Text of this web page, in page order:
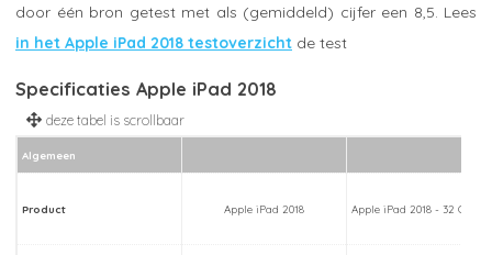
door één bron getest met als (gemiddeld) cijfer een 8,5. Lees
in het Apple iPad 2018 testoverzicht de test
Specificaties Apple iPad 2018
Algemeen
Product Apple iPad 2018 Apple iPad 2018 - 32 GB -